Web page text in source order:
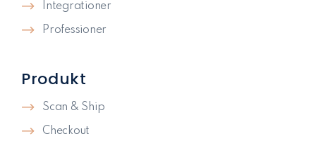
Produkt
Scan & Ship
Checkout
Integrationer
Professioner